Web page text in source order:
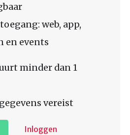
web, app,
en events
minder dan 1
vereist
Inloggen